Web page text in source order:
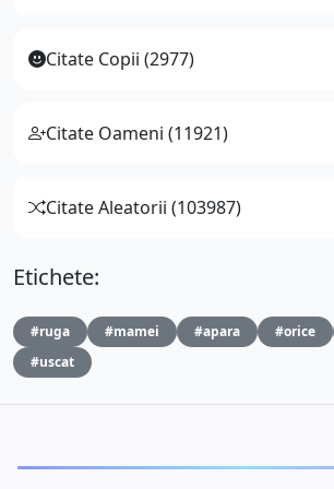
Citate Copii (2977)
Citate Oameni (11921)
Citate Aleatorii (103987)
Etichete:
#ruga #mamei #apara #orice
#uscat